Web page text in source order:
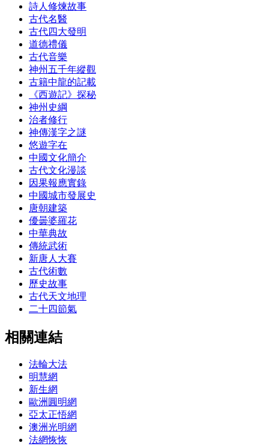
詩人修煉故事
古代名醫
古代四大發明
道德禮儀
古代音樂
神州五千年縱觀
古籍中龍的記載
《西遊記》探秘
神州史綱
治者修行
神傳漢字之謎
悠遊字在
中國文化簡介
古代文化漫談
因果報應實錄
中國城市發展史
唐朝建築
優曇婆羅花
中華典故
傳統武術
新唐人大賽
古代術數
歷史故事
古代天文地理
二十四節氣
相關連結
法輪大法
明慧網
新生網
歐洲圓明網
亞太正悟網
澳洲光明網
法網恢恢